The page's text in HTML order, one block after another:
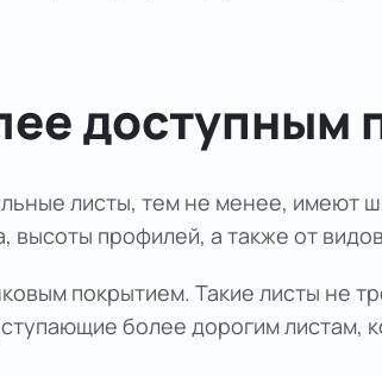
доступным
листы, тем не менее, имеют
профилей, а также от
покрытием. Такие листы не
более дорогим листам,